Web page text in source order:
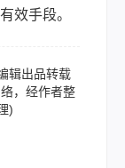
效手段。
辑出品转载
，经作者整
)